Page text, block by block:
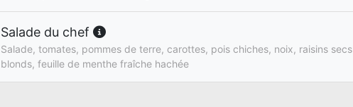
Salade du chef
Salade, tomates, pommes de terre, carottes, pois chiches, noix, raisins secs
blonds, feuille de menthe fraîche hachée